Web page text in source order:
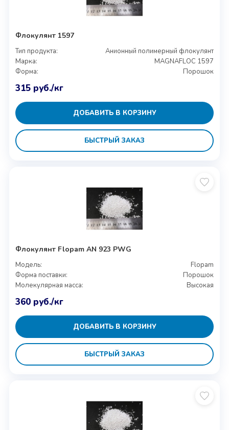
Флокулянт 1597
Тип продукта:
Анионный полимерный флокулянт
Марка:
MAGNAFLOC 1597
Форма:
Порошок
315 руб./кг
ДОБАВИТЬ В КОРЗИНУ
БЫСТРЫЙ ЗАКАЗ
Флокулянт Flopam AN 923 PWG
Модель:
Flopam
Форма поставки:
Порошок
Молекулярная масса:
Высокая
360 руб./кг
ДОБАВИТЬ В КОРЗИНУ
БЫСТРЫЙ ЗАКАЗ